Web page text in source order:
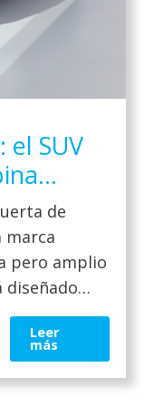
el SUV
en
de
marca
pero amplio
de
avanzada y
premium.
para el
Leer
más